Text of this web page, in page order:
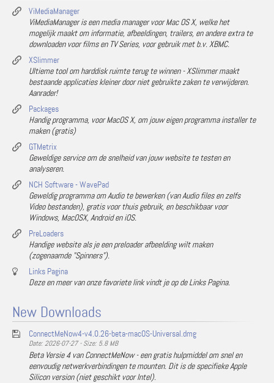
ViMediaManager
ViMediaManager is een media manager voor Mac OS X, welke het
mogelijk maakt om informatie, afbeeldingen, trailers, en andere extra te
downloaden voor films en TV Series, voor gebruik met b.v. XBMC.
XSlimmer
Ultieme tool om harddisk ruimte terug te winnen - XSlimmer maakt
bestaande applicaties kleiner door niet gebruikte zaken te verwijderen.
Aanrader!
Packages
Handig programma, voor MacOS X, om jouw eigen programma installer te
maken (gratis)
GTMetrix
Geweldige service om de snelheid van jouw website te testen en
analyseren.
NCH Software - WavePad
Geweldig programma om Audio te bewerken (van Audio files en zelfs
Video bestanden), gratis voor thuis gebruik, en beschikbaar voor
Windows, MacOSX, Android en iOS.
PreLoaders
Handige website als je een preloader afbeelding wilt maken
(zogenaamde "Spinners").
Links Pagina
Deze en meer van onze favoriete link vindt je op de Links Pagina.
New Downloads
ConnectMeNow4-v4.0.26-beta-macOS-Universal.dmg
Date: 2026-07-27 - Size: 5.8 MB
Beta Versie 4 van ConnectMeNow - een gratis hulpmiddel om snel en
eenvoudig netwerkverbindingen te mounten. Dit is de specifieke Apple
Silicon version (niet geschikt voor Intel).